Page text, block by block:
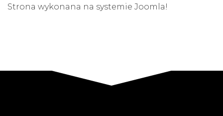
Strona wykonana na systemie Joomla!